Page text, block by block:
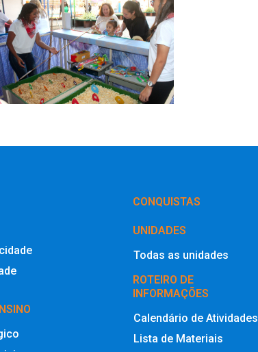
‎CONQUISTAS
UNIDADES
Todas as unidades
ROTEIRO DE
INFORMAÇÕES
Calendário de Atividades
Lista de Materiais